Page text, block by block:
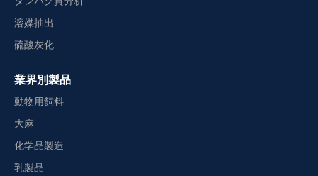
溶媒抽出
硫酸灰化
業界別製品
動物用飼料
大麻
化学品製造
乳製品